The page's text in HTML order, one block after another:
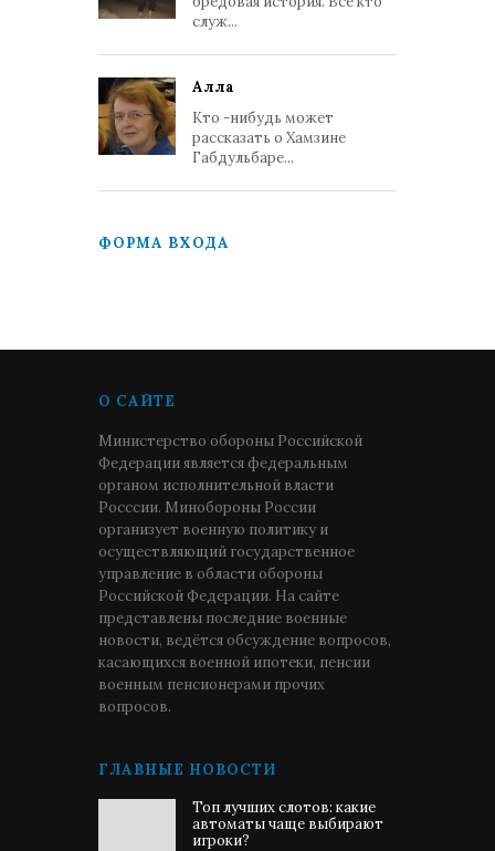
служ...
Алла
Кто -нибудь может
рассказать о Хамзине
Габдульбаре...
ФОРМА ВХОДА
О САЙТЕ
Министерство обороны Российской
Федерации является федеральным
органом исполнительной власти
Росссии. Минобороны России
организует военную политику и
осуществляющий государственное
управление в области обороны
Российской Федерации. На сайте
представлены последние военные
новости, ведётся обсуждение вопросов,
касающихся военной ипотеки, пенсии
военным пенсионерами прочих
вопросов.
ГЛАВНЫЕ НОВОСТИ
Топ лучших слотов: какие
автоматы чаще выбирают
игроки?